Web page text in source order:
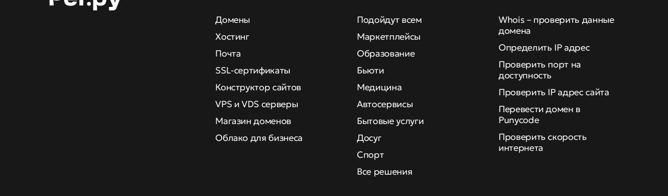
Домены
Хостинг
Почта
SSL-сертификаты
Конструктор сайтов
VPS и VDS серверы
Магазин доменов
Облако для бизнеса
Подойдут всем
Маркетплейсы
Образование
Бьюти
Медицина
Автосервисы
Бытовые услуги
Досуг
Спорт
Все решения
Whois – проверить данные
домена
Определить IP адрес
Проверить порт на
доступность
Проверить IP адрес сайта
Перевести домен в
Punycode
Проверить скорость
интернета